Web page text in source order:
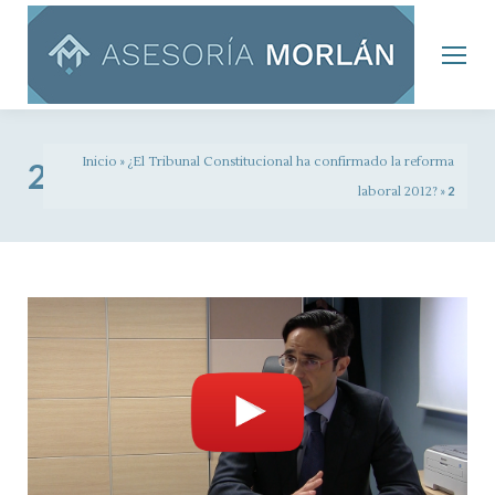
2 Inicio » ¿El Tribunal Constitucional ha confirmado la reforma
laboral 2012? » 2